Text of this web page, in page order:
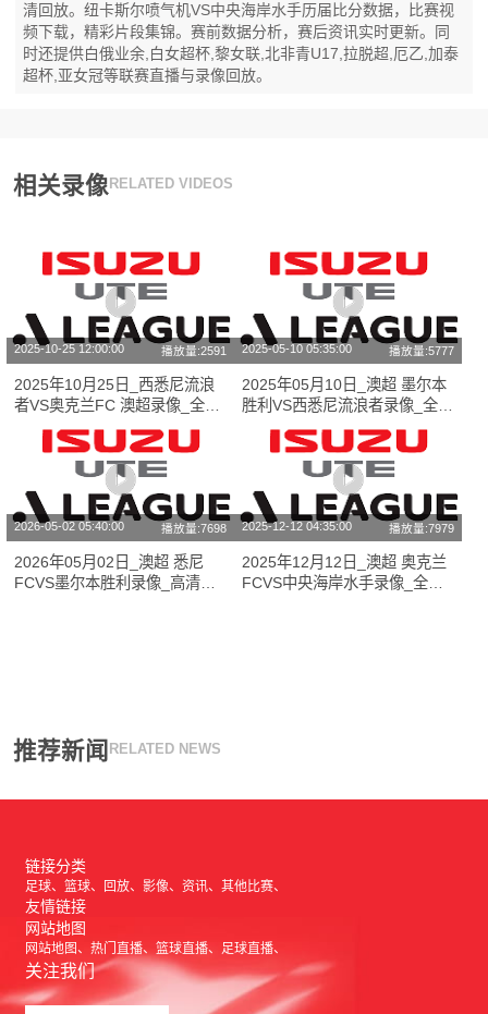
清回放。纽卡斯尔喷气机VS中央海岸水手历届比分数据，比赛视
频下载，精彩片段集锦。赛前数据分析，赛后资讯实时更新。同
时还提供白俄业余,白女超杯,黎女联,北非青U17,拉脱超,厄乙,加泰
超杯,亚女冠等联赛直播与录像回放。
相关录像 RELATED VIDEOS
2025-10-25 12:00:00 播放量:2591
2025年10月25日_西悉尼流浪
者VS奥克兰FC 澳超录像_全场
录像【视频集锦】
2025-05-10 05:35:00 播放量:5777
2025年05月10日_澳超 墨尔本
胜利VS西悉尼流浪者录像_全场
录像【高清回放】
2026-05-02 05:40:00 播放量:7698
2026年05月02日_澳超 悉尼
FCVS墨尔本胜利录像_高清录
2025-12-12 04:35:00 播放量:7979
2025年12月12日_澳超 奥克兰
FCVS中央海岸水手录像_全场
推荐新闻 RELATED NEWS
链接分类
足球 篮球 回放 影像 资讯 其他比赛
友情链接
网站地图
网站地图 热门直播 篮球直播 足球直播
关注我们